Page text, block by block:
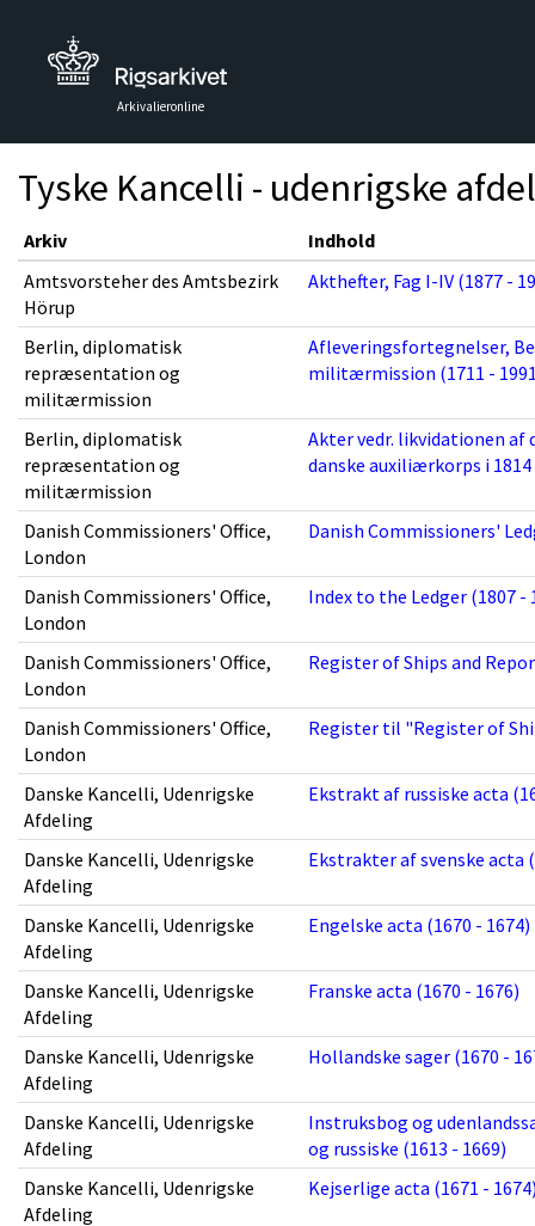
Arkivalieronline
Tyske Kancelli - udenrigske
Arkiv
Indhold
Amtsvorsteher des Amtsbezirk
Hörup
Akthefter, Fag I-IV (1877 -
Berlin, diplomatisk
repræsentation og
militærmission
Afleveringsfortegnelser,
militærmission (1711 -
Berlin, diplomatisk
repræsentation og
militærmission
Akter vedr. likvidationen af
danske auxiliærkorps i 1814
Danish Commissioners' Office,
London
Danish Commissioners'
Danish Commissioners' Office,
London
Index to the Ledger (1807 -
Danish Commissioners' Office,
London
Register of Ships and
Danish Commissioners' Office,
London
Register til "Register of
Danske Kancelli, Udenrigske
Afdeling
Ekstrakt af russiske acta
Danske Kancelli, Udenrigske
Afdeling
Ekstrakter af svenske acta
Danske Kancelli, Udenrigske
Afdeling
Engelske acta (1670 - 1674)
Danske Kancelli, Udenrigske
Afdeling
Franske acta (1670 - 1676)
Danske Kancelli, Udenrigske
Afdeling
Hollandske sager (1670 -
Danske Kancelli, Udenrigske
Afdeling
Instruksbog og
og russiske (1613 - 1669)
Danske Kancelli, Udenrigske
Afdeling
Kejserlige acta (1671 -